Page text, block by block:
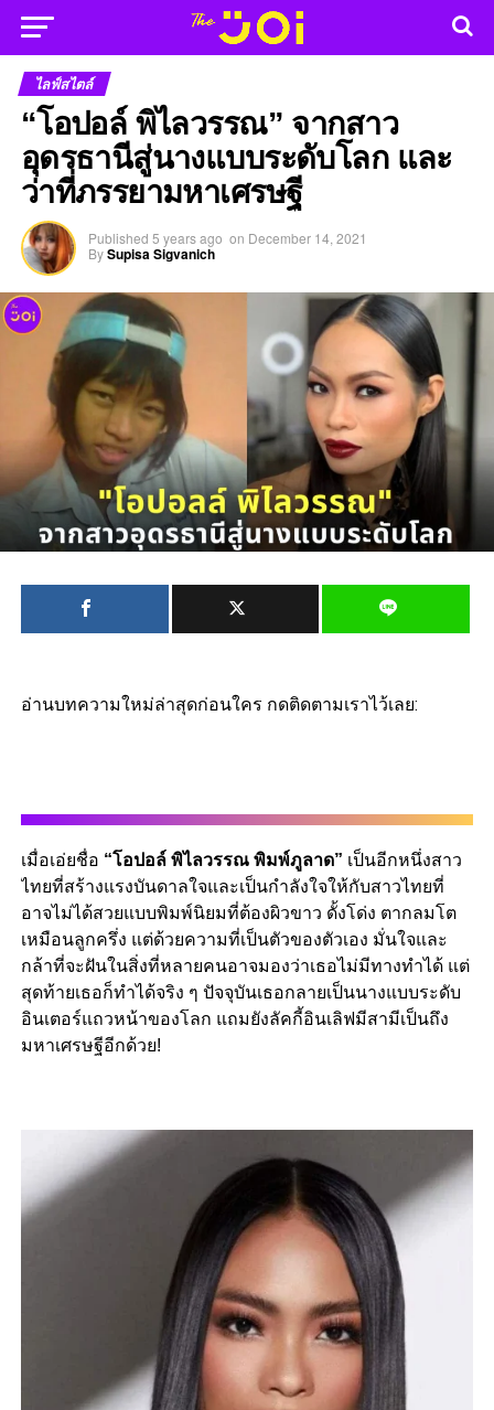
ไลฟ์สไตล์
“โอปอล์ พิไลวรรณ” จากสาว
อุดรธานีสู่นางแบบระดับโลก และ
ว่าที่ภรรยามหาเศรษฐี
Published 5 years ago on December 14, 2021
BySupisa Sigvanich
อ่านบทความใหม่ล่าสุดก่อนใคร กดติดตามเราไว้เลย:
เมื่อเอ่ยชื่อ “โอปอล์ พิไลวรรณ พิมพ์ภูลาด” เป็นอีกหนึ่งสาว
ไทยที่สร้างแรงบันดาลใจและเป็นกำลังใจให้กับสาวไทยที่
อาจไม่ได้สวยแบบพิมพ์นิยมที่ต้องผิวขาว ดั้งโด่ง ตากลมโต
เหมือนลูกครึ่ง แต่ด้วยความที่เป็นตัวของตัวเอง มั่นใจและ
กล้าที่จะฝันในสิ่งที่หลายคนอาจมองว่าเธอไม่มีทางทำได้ แต่
สุดท้ายเธอก็ทำได้จริง ๆ ปัจจุบันเธอกลายเป็นนางแบบระดับ
อินเตอร์แถวหน้าของโลก แถมยังลัคกี้อินเลิฟมีสามีเป็นถึง
มหาเศรษฐีอีกด้วย!